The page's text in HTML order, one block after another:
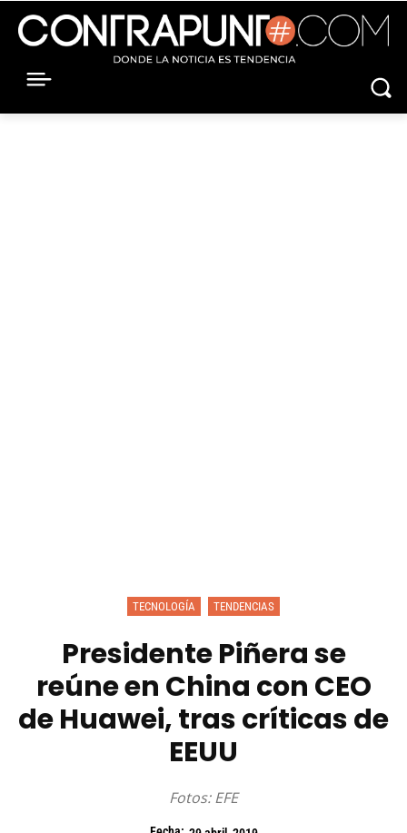
TECNOLOGÍA TENDENCIAS
Presidente Piñera se
reúne en China con CEO
de Huawei, tras críticas de
EEUU
Fotos: EFE